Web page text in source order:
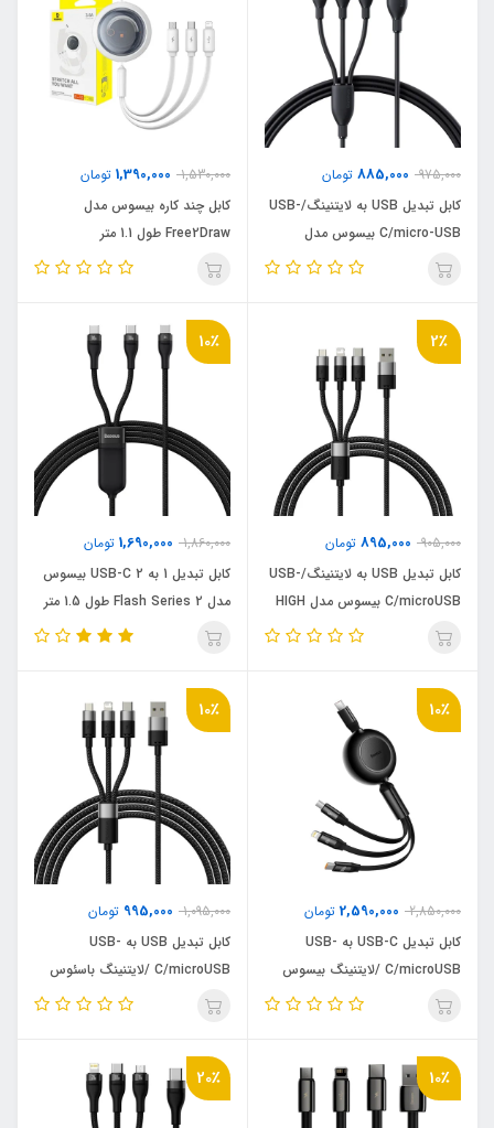
975,000
885,000 تومان
کابل تبدیل USB به لایتنینگ/USB-
C/micro-USB بیسوس مدل
Ultra-Fast 3.5A طول 1.3 متر
1,530,000
1,390,000 تومان
کابل چند کاره بیسوس مدل
Free2Draw طول 1.1 متر
2٪
905,000
895,000 تومان
کابل تبدیل USB به لایتنینگ/USB-
C/microUSB بیسوس مدل HIGH
CURRENT طول 0.6 متر
10٪
1,860,000
1,690,000 تومان
کابل تبدیل 1 به 2 USB-C بیسوس
مدل Flash Series 2 طول 1.5 متر
10٪
2,850,000
2,590,000 تومان
کابل تبدیل USB-C به USB-
C/microUSB /لایتنینگ بیسوس
مدل Bright Mirror2 100W طول 1.1
10٪
1,095,000
995,000 تومان
کابل تبدیل USB به USB-
C/microUSB /لایتنینگ باسئوس
مدل CAXS000001 طول 1.2 متر
10٪ 20٪